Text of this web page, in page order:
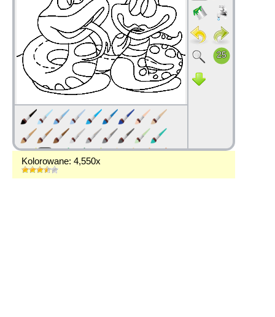
Kolorowane: 4,550x